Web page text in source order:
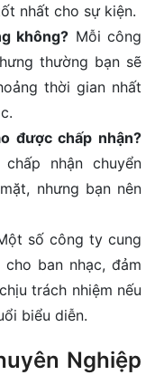
nhất cho sự kiện.
không? Mỗi công
thường bạn sẽ
thời gian nhất
được chấp nhận?
nhận chuyển
nhưng bạn nên
số công ty cung
ban nhạc, đảm
trách nhiệm nếu
biểu diễn.
Nghiệp